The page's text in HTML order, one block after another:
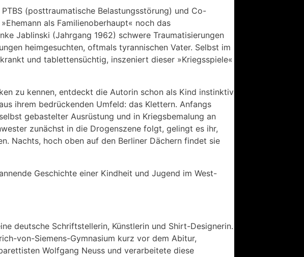
(posttraumatische Belastungsstörung) und Co-
als Familienoberhaupt« noch das
Jablinski (Jahrgang 1962) schwere Traumatisierungen
heimgesuchten, oftmals tyrannischen Vater. Selbst im
und tablettensüchtig, inszeniert dieser »Kriegsspiele«
zu kennen, entdeckt die Autorin schon als Kind instinktiv
ihrem bedrückenden Umfeld: das Klettern. Anfangs
gebastelter Ausrüstung und in Kriegsbemalung an
zunächst in die Drogenszene folgt, gelingt es ihr,
Nachts, hoch oben auf den Berliner Dächern findet sie
Geschichte einer Kindheit und Jugend im West-
deutsche Schriftstellerin, Künstlerin und Shirt-Designerin.
von-Siemens-Gymnasium kurz vor dem Abitur,
Wolfgang Neuss und verarbeitete diese